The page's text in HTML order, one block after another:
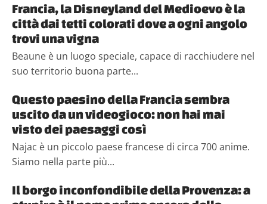
Francia, la Disneyland del Medioevo è la
città dai tetti colorati dove a ogni angolo
trovi una vigna
Beaune è un luogo speciale, capace di racchiudere nel
suo territorio buona parte...
Questo paesino della Francia sembra
uscito da un videogioco: non hai mai
visto dei paesaggi così
Najac è un piccolo paese francese di circa 700 anime.
Siamo nella parte più...
Il borgo inconfondibile della Provenza: a